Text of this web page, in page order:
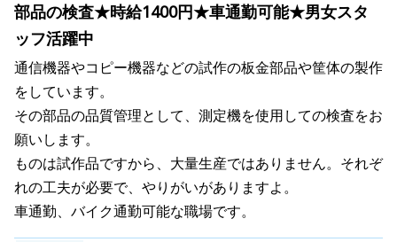
部品の検査★時給1400円★車通勤可能★男女スタ
ッフ活躍中
通信機器やコピー機器などの試作の板金部品や筐体の製作
をしています。
その部品の品質管理として、測定機を使用しての検査をお
願いします。
ものは試作品ですから、大量生産ではありません。それぞ
れの工夫が必要で、やりがいがありますよ。
車通勤、バイク通勤可能な職場です。